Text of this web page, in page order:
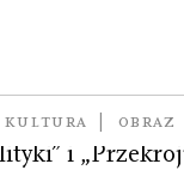
KULTURA OBRAZ
i